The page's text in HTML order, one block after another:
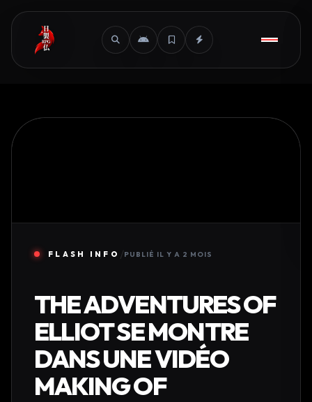
FLASH INFO / PUBLIÉ IL Y A 2 MOIS
THE ADVENTURES OF
ELLIOT SE MONTRE
DANS UNE VIDÉO
MAKING OF